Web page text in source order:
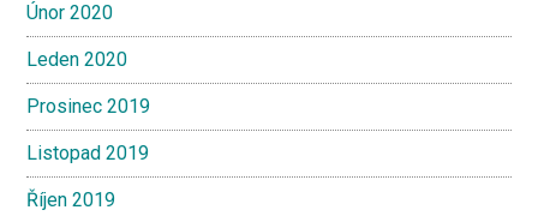
Únor 2020
Leden 2020
Prosinec 2019
Listopad 2019
Říjen 2019